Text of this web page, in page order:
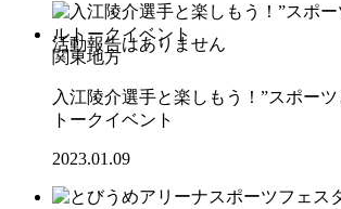
関東地方
入江陵介選手と楽しもう！”スポー
トークイベント
2023.01.09